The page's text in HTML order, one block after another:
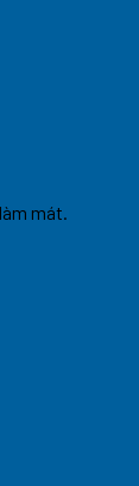
mát.